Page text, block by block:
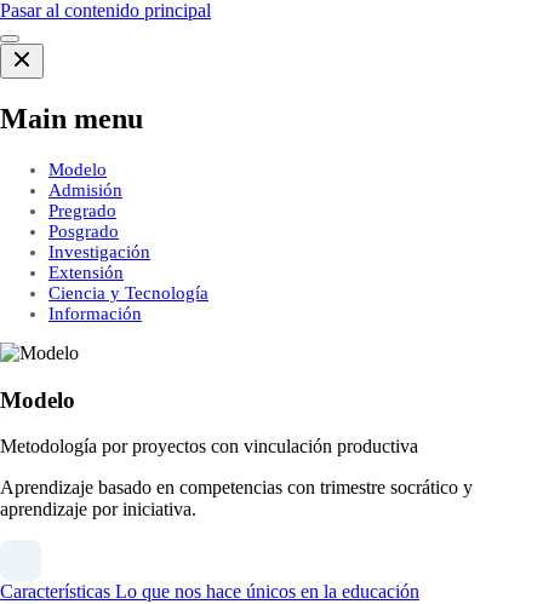
Pasar al contenido principal
Main menu
Modelo
Admisión
Pregrado
Posgrado
Investigación
Extensión
Ciencia y Tecnología
Información
Modelo
Metodología por proyectos con vinculación productiva
Aprendizaje basado en competencias con trimestre socrático y
aprendizaje por iniciativa.
Características Lo que nos hace únicos en la educación